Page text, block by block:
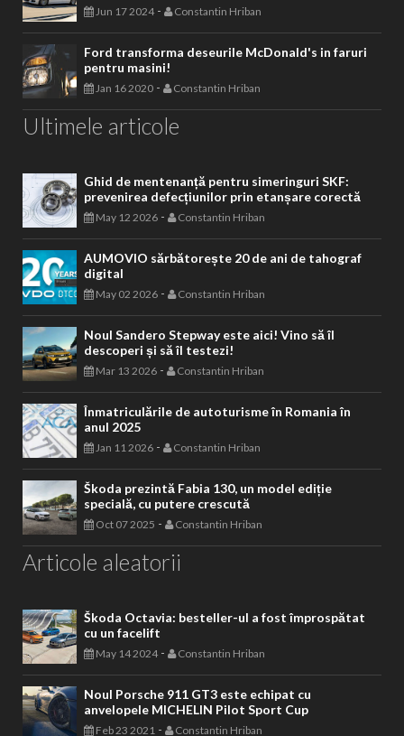
Jun 17 2024- Constantin Hriban
Ford transforma deseurile McDonald's in faruri
pentru masini!
Jan 16 2020 - Constantin Hriban
Ultimele articole
Ghid de mentenanță pentru simeringuri SKF:
prevenirea defecțiunilor prin etanșare corectă
May 12 2026 - Constantin Hriban
AUMOVIO sărbătorește 20 de ani de tahograf
digital
May 02 2026 - Constantin Hriban
Noul Sandero Stepway este aici! Vino să îl
descoperi și să îl testezi!
Mar 13 2026 - Constantin Hriban
Înmatriculările de autoturisme în Romania în
anul 2025
Jan 11 2026 - Constantin Hriban
Škoda prezintă Fabia 130, un model ediție
specială, cu putere crescută
Oct 07 2025 - Constantin Hriban
Articole aleatorii
Škoda Octavia: besteller-ul a fost împrospătat
cu un facelift
May 14 2024- Constantin Hriban
Noul Porsche 911 GT3 este echipat cu
anvelopele MICHELIN Pilot Sport Cup
Feb 23 2021 - Constantin Hriban